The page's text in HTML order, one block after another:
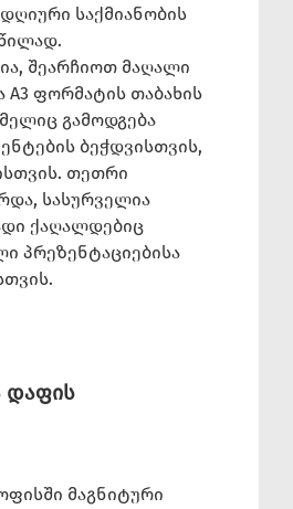
საქმიანობის
შეარჩიოთ მაღალი
A3 ფორმატის თაბახის
გამოდგება
ბეჭდვისთვის,
თეთრი
სასურველია
ქაღალდებიც
პრეზენტაციებისა
დაფის
მაგნიტური